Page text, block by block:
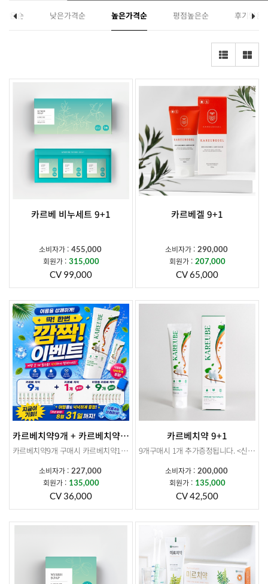
많은순 낮은가격순 높은가격순 평점높은순 후기많은
카르베 비누세트 9+1
소비자가 : 455,000
회원가 : 315,000
CV 99,000
카르베겔 9+1
소비자가 : 290,000
회원가 : 207,000
CV 65,000
카르베치약9개 + 카르베치약1개증정+ 여행용 카르베치약 9개 증정
카르베치약9개 구매시 카르베치약1개증정+ 여행용 카르베치약 9개 증정
소비자가 : 227,000
회원가 : 135,000
CV 36,000
카르베치약 9+1
9개구매시 1개 추가증정됩니다. <신제품> 더 커진 용량 + 대표적인 3대 구강질환균인 뮤탄스,진지발리스,헬리코박터 균 99.9% 감소
소비자가 : 200,000
회원가 : 135,000
CV 42,500